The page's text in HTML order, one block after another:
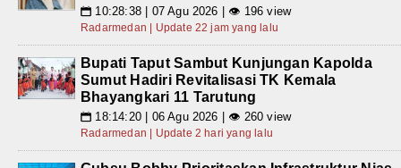
📅 10:28:38 | 07 Agu 2026 | 👁 196 view
Radarmedan | Update 22 jam yang lalu
Bupati Taput Sambut Kunjungan Kapolda
Sumut Hadiri Revitalisasi TK Kemala
Bhayangkari 11 Tarutung
📅 18:14:20 | 06 Agu 2026 | 👁 260 view
Radarmedan | Update 2 hari yang lalu